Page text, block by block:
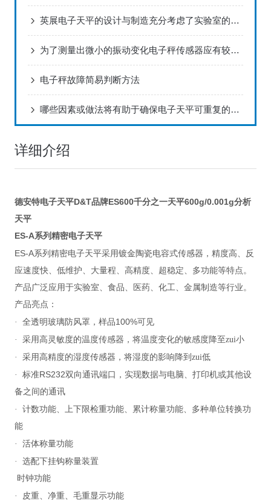
英展电子天平的设计与制造充分考虑了实验室的实际需求
为了测量出微小的振动变化电子秤传感器应有较高的灵敏度
电子秤故障简易判断方法
哪些因素或做法将有助于确保电子天平可重复的称量结果？
详细介绍
德安特电子天平D&T品牌ES600千分之一天平600g/0.001g分析
天平
ES-A系列精密电子天平
ES-A系列精密电子天平采用镀金陶瓷电容式传感器，精度高、反
应速度快、低维护、大量程、高精度、超稳定、多功能等特点。
产品广泛应用于实验室、食品、医药、化工、金属制造等行业。
产品亮点：
·
全透明玻璃防风罩，样品100%可见
·
采用高灵敏度的温度传感器，将温度变化的敏感度降至zui小
·
采用高精度的湿度传感器，将湿度的影响降到zui低
·
标准RS232双向通讯端口，实现数据与电脑、打印机或其他设
备之间的通讯
·
计数功能、上下限检重功能、累计称量功能、多种单位转换功
能
·
活体称量功能
·
选配下挂钩称量装置
时钟功能
·
皮重、净重、毛重显示功能